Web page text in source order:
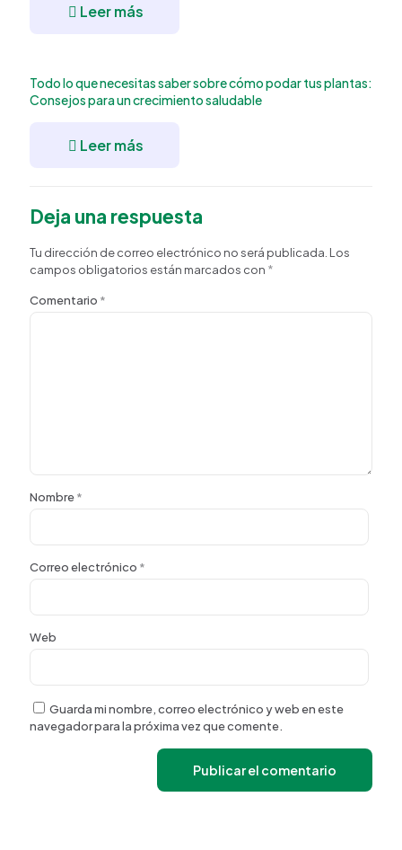
Leer más
Todo lo que necesitas saber sobre cómo podar tus plantas:
Consejos para un crecimiento saludable
Leer más
Deja una respuesta
Tu dirección de correo electrónico no será publicada. Los
campos obligatorios están marcados con *
Comentario *
Nombre*
Correo electrónico *
Web
Guarda mi nombre, correo electrónico y web en este
navegador para la próxima vez que comente.